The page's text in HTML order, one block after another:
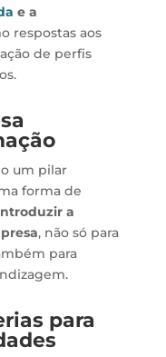
e a
respostas aos
de perfis
um pilar
forma de
a
, não só para
para
para